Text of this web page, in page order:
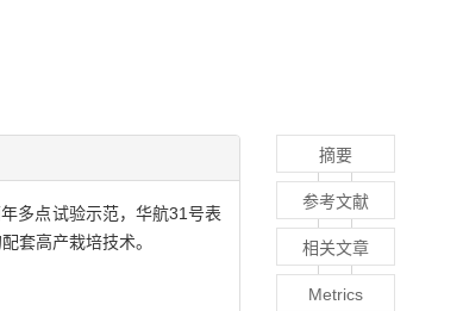
多点试验示范，华航31号表
套高产栽培技术。
摘要
参考文献
相关文章
Metrics